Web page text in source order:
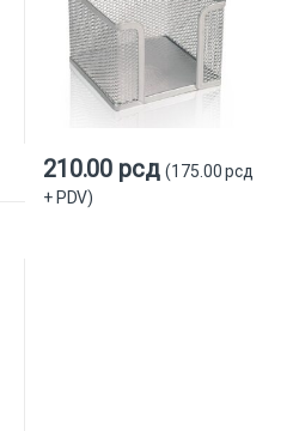
210.00 рсд (175.00рсд
+ PDV)